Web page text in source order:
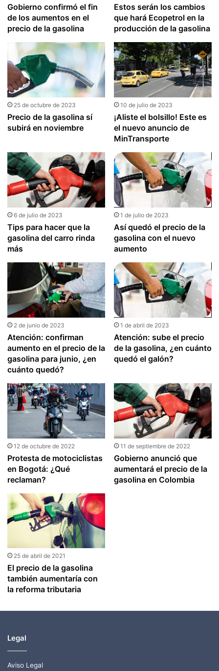
Gobierno confirmó el fin
de los aumentos en el
precio de la gasolina
Estos serán los cambios
que hará Ecopetrol en la
producción de la gasolina
25 de octubre de 2023
Precio de la gasolina sí
subirá en noviembre
10 de julio de 2023
¡Aliste el bolsillo! Este es
el nuevo anuncio de
MinTransporte
6 de julio de 2023
Tips para hacer que la
gasolina del carro rinda
más
1 de julio de 2023
Así quedó el precio de la
gasolina con el nuevo
aumento
2 de junio de 2023
Atención: confirman
aumento en el precio de la
gasolina para junio, ¿en
cuánto quedó?
1 de abril de 2023
Atención: sube el precio
de la gasolina, ¿en cuánto
quedó el galón?
12 de octubre de 2022
Protesta de motociclistas
en Bogotá: ¿Qué
reclaman?
11 de septiembre de 2022
Gobierno anunció que
aumentará el precio de la
gasolina en Colombia
25 de abril de 2021
El precio de la gasolina
también aumentaría con
la reforma tributaria
Legal
Aviso Legal